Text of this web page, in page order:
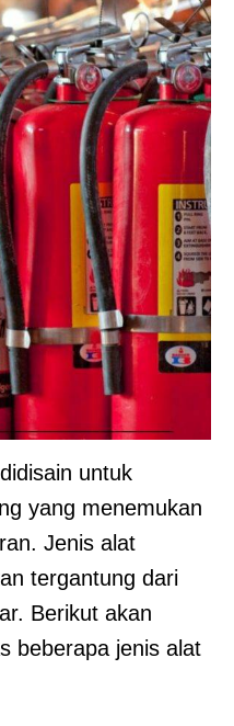
untuk
yang menemukan
Jenis alat
tergantung dari
Berikut akan
beberapa jenis alat